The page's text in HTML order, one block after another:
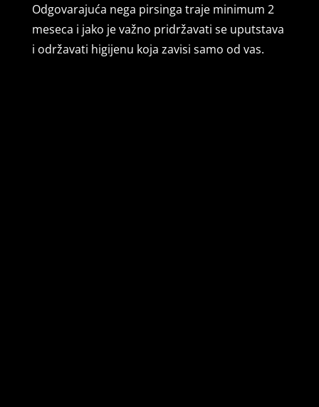
Odgovarajuća nega pirsinga traje minimum 2
meseca i jako je važno pridržavati se uputstava
i održavati higijenu koja zavisi samo od vas.